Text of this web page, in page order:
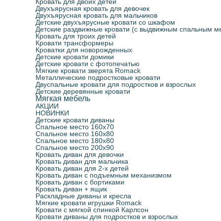
Двухъярусная кровать для девочек
Двухъярусная кровать для мальчиков
Детские двухъярусные кровати со шкафом
Детские раздвижные кровати (с выдвижным спальным
Кровать для троих детей
Кровати трансформеры
Кроватки для новорожденных
Детские кровати домики
Детские кровати с фотопечатью
Мягкие кровати зверята Romack
Металлические подростковые кровати
Двуспальные кровати для подростков и взрослых
Детские деревянные кровати
Мягкая мебель
АКЦИИ
НОВИНКИ
Детские кровати диваны
Спальное место 160х70
Спальное место 160х80
Спальное место 180х80
Спальное место 200х90
Кровать диван для девочки
Кровать диван для мальчика
Кровать диван для 2-х детей
Кровать диван с подъемным механизмом
Кровать диван с бортиками
Кровать диван + ящик
Раскладные диваны и кресла
Мягкие кровати игрушки Romack
Кровати с мягкой спинкой Карлсон
Кровати диваны для подростков и взрослых